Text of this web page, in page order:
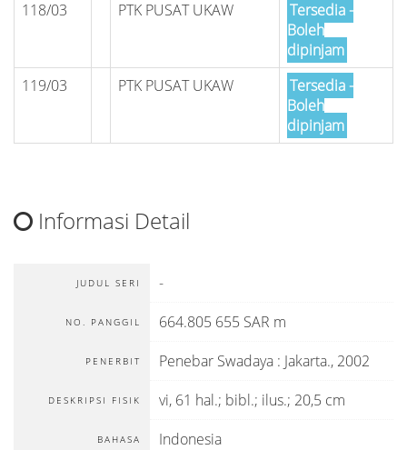
118/03 PTK PUSAT UKAW
Tersedia -
Boleh
dipinjam
119/03
PTK PUSAT UKAW
Tersedia -
Boleh
dipinjam
Informasi Detail
JUDUL SERI -
NO. PANGGIL 664.805 655 SAR m
PENERBIT Penebar Swadaya : Jakarta., 2002
DESKRIPSI FISIK vi, 61 hal.; bibl.; ilus.; 20,5 cm
BAHASA Indonesia